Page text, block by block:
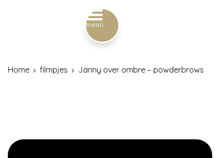
Home filmpjes Janny over ombre – powderbrows